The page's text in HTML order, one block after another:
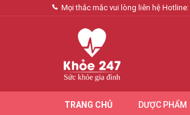
Mọi thắc mắc vui lòng liên hệ Hotline:
TRANG CHỦ DƯỢC PHẨM